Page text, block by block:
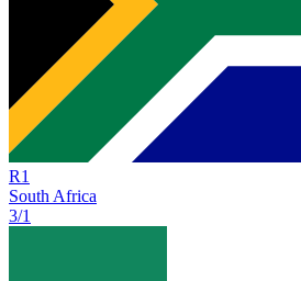
R1
South Africa
3/1